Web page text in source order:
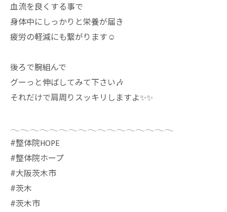
血流を良くする事で
身体中にしっかりと栄養が届き
疲労の軽減にも繋がります☺️
後ろで腕組んで
グーっと伸ばしてみて下さい🎶
それだけで肩周りスッキリしますよ✨✨
𓂃𓂃𓂃𓂃𓂃𓂃𓂃𓂃𓂃𓂃𓂃𓂃𓂃𓂃𓂃𓂃𓂃
⁡#整体院HOPE
#整体院ホープ
#大阪茨木市
#茨木
#茨木市